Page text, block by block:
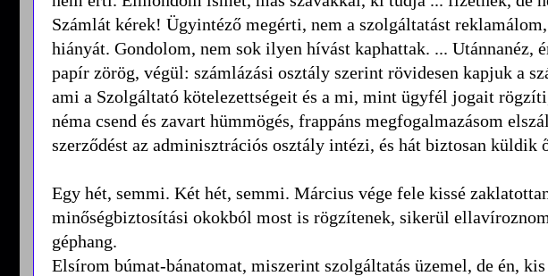
Számlát kérek! Ügyintéző megérti, nem a szolgáltatást
hiányát. Gondolom, nem sok ilyen hívást kaphattak. ... Utánnanéz,
papír zörög, végül: számlázási osztály szerint rövidesen kapjuk a
ami a Szolgáltató kötelezettségeit és a mi, mint ügyfél jogait
néma csend és zavart hümmögés, frappáns megfogalmazásom
szerződést az adminisztrációs osztály intézi, és hát biztosan küldik
Egy hét, semmi. Két hét, semmi. Március vége fele kissé
minőségbiztosítási okokból most is rögzítenek, sikerül
géphang.
Elsírom búmat-bánatomat, miszerint szolgáltatás üzemel, de én,